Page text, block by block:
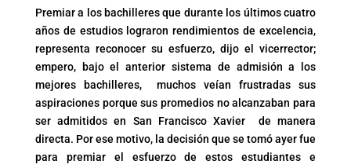
Premiar a los bachilleres que durante los últimos cuatro
años de estudios lograron rendimientos de excelencia,
representa reconocer su esfuerzo, dijo el vicerrector;
empero, bajo el anterior sistema de admisión a los
mejores bachilleres, muchos veían frustradas sus
aspiraciones porque sus promedios no alcanzaban para
ser admitidos en San Francisco Xavier de manera
directa. Por ese motivo, la decisión que se tomó ayer fue
para premiar el esfuerzo de estos estudiantes e